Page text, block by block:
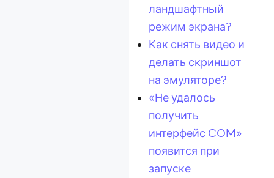
ландшафтный
режим экрана?
Как снять видео и
делать скриншот
на эмуляторе?
«Не удалось
получить
интерфейс COM»
появится при
запуске